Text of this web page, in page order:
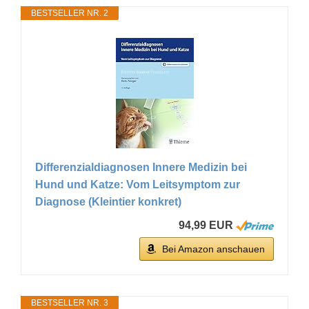
BESTSELLER NR. 2
Differenzialdiagnosen Innere Medizin bei
Hund und Katze: Vom Leitsymptom zur
Diagnose (Kleintier konkret)
94,99 EUR
Bei Amazon anschauen
BESTSELLER NR. 3